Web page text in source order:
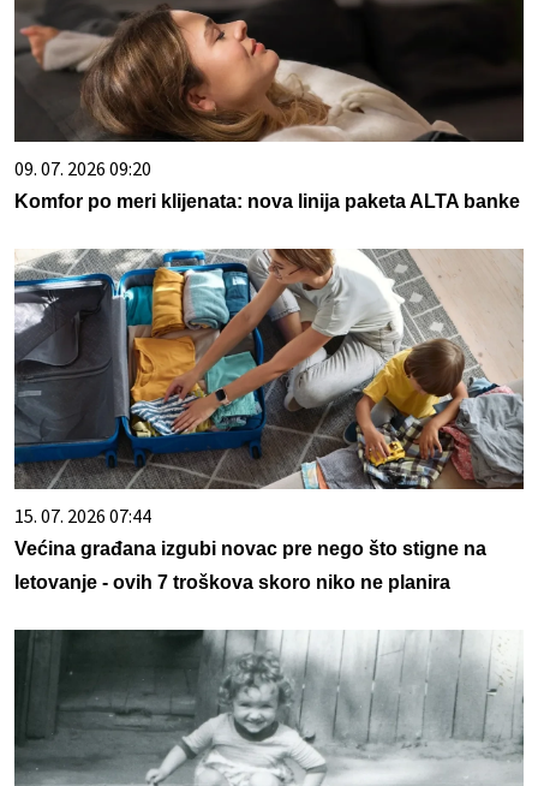
09. 07. 2026 09:20
Komfor po meri klijenata: nova linija paketa ALTA banke
15. 07. 2026 07:44
Većina građana izgubi novac pre nego što stigne na
letovanje - ovih 7 troškova skoro niko ne planira